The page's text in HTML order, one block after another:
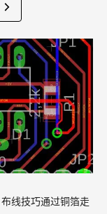
线技巧通过铜箔走